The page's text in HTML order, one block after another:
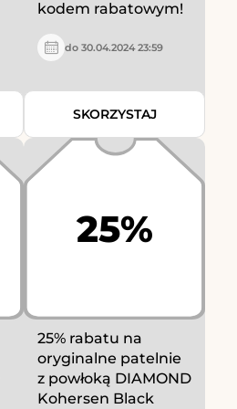
kodem rabatowym!
do 30.04.2024 23:59
SKORZYSTAJ
25%
25% rabatu na
oryginalne patelnie
z powłoką DIAMOND
Kohersen Black